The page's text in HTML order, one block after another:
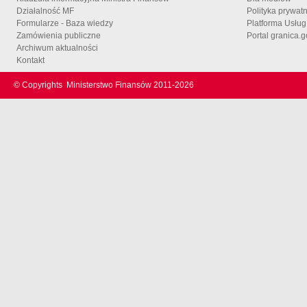
Działalność MF
Formularze - Baza wiedzy
Zamówienia publiczne
Archiwum aktualności
Kontakt
Polityka
Platforma
Portal
© Copyrights Ministerstwo Finansów 2011-2026